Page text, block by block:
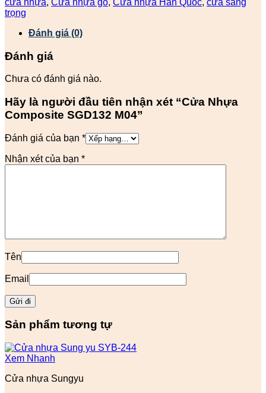
trọng
Đánh giá (0)
Đánh giá
Chưa có đánh giá nào.
Hãy là người đầu tiên nhận xét “Cửa Nhựa
Composite SGD132 M04”
Đánh giá của bạn *
Nhận xét của bạn *
Tên
Email
Sản phẩm tương tự
Xem Nhanh
Cửa nhựa Sungyu